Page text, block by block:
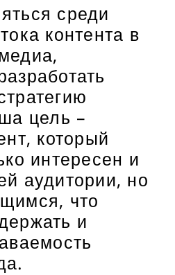
среди
контента в
цель –
который
интересен и
аудитории, но
что
и